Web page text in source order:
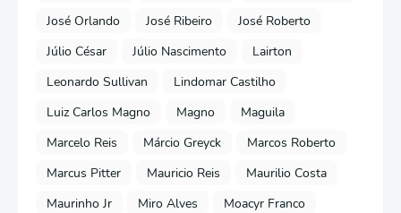
José Orlando
José Ribeiro
José Roberto
Júlio César
Júlio Nascimento
Lairton
Leonardo Sullivan
Lindomar Castilho
Luiz Carlos Magno
Magno
Maguila
Marcelo Reis
Márcio Greyck
Marcos Roberto
Marcus Pitter
Mauricio Reis
Maurilio Costa
Maurinho Jr
Miro Alves
Moacyr Franco